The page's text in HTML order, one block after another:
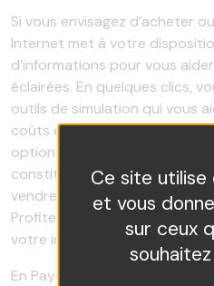
Si vous envisagez d’acheter
Internet met à votre
d’informations pour vous
éclairées. En quelques clics,
outils de simulation qui vous
coûts et les avantages
options. En outre, les places
constituent une plateforme
vendre votre rente viagère à
Profitez de ces ressources
votre investissement ou de
En Pays-de-la-Loire,
Ce site utilise
et vous
sur ceux